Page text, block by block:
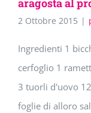
aragosta al
2 Ottobre 2015 |
Ingredienti 1
cerfoglio 1
3 tuorli d'uovo
foglie di alloro